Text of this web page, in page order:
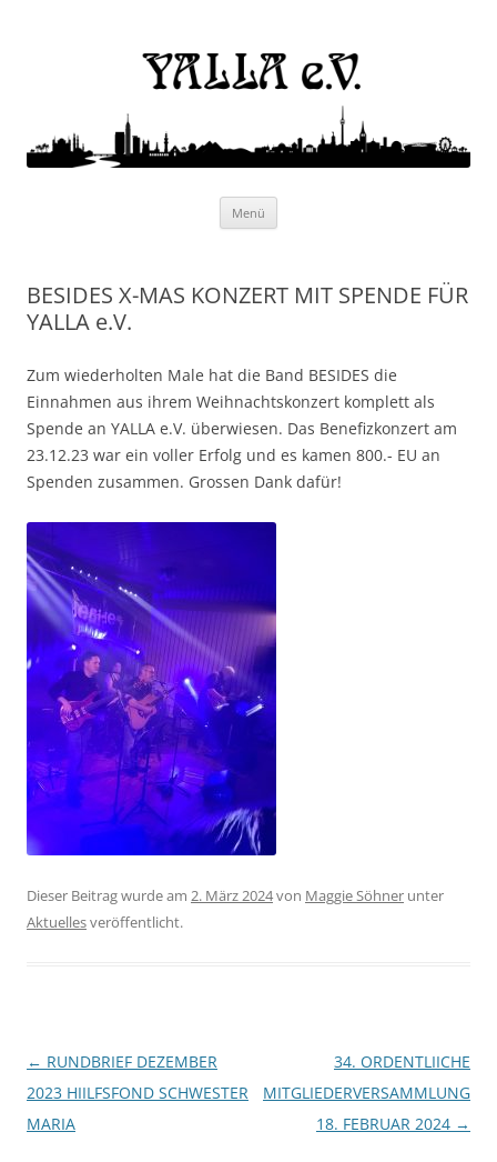
Menü
BESIDES X-MAS KONZERT MIT SPENDE FÜR
YALLA e.V.
Zum wiederholten Male hat die Band BESIDES die
Einnahmen aus ihrem Weihnachtskonzert komplett als
Spende an YALLA e.V. überwiesen. Das Benefizkonzert am
23.12.23 war ein voller Erfolg und es kamen 800.- EU an
Spenden zusammen. Grossen Dank dafür!
Dieser Beitrag wurde am 2. März 2024von Maggie Söhner unter
Aktuellesveröffentlicht.
Beitragsnavigation
← RUNDBRIEF DEZEMBER
2023 HIILFSFOND SCHWESTER
MARIA
34. ORDENTLIICHE
MITGLIEDERVERSAMMLUNG
18. FEBRUAR 2024 →